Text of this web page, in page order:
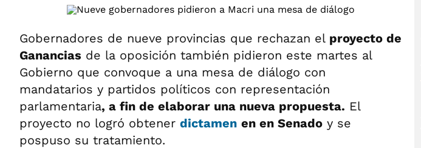
Gobernadores de nueve provincias que rechazan el proyecto de
Ganancias de la oposición también pidieron este martes al
Gobierno que convoque a una mesa de diálogo con
mandatarios y partidos políticos con representación
parlamentaria, a fin de elaborar una nueva propuesta. El
proyecto no logró obtener dictamen en en Senado y se
pospuso su tratamiento.